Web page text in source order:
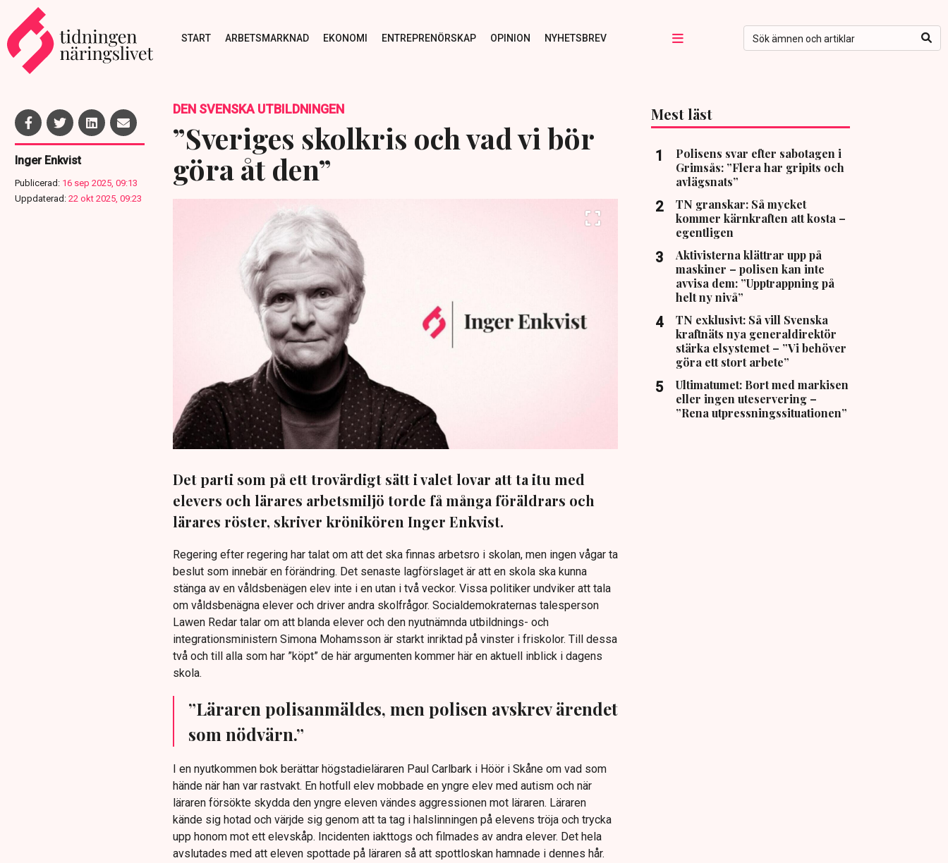
START ARBETSMARKNAD EKONOMI ENTREPRENÖRSKAP OPINION NYHETSBREV
Inger Enkvist
Publicerad: 16 sep 2025, 09:13
Uppdaterad: 22 okt 2025, 09:23
DEN SVENSKA UTBILDNINGEN
”Sveriges skolkris och vad vi bör
göra åt den”
Det parti som på ett trovärdigt sätt i valet lovar att ta itu med
elevers och lärares arbetsmiljö torde få många föräldrars och
lärares röster, skriver krönikören Inger Enkvist.
Regering efter regering har talat om att det ska finnas arbetsro i skolan, men ingen vågar ta
beslut som innebär en förändring. Det senaste lagförslaget är att en skola ska kunna
stänga av en våldsbenägen elev inte i en utan i två veckor. Vissa politiker undviker att tala
om våldsbenägna elever och driver andra skolfrågor. Socialdemokraternas talesperson
Lawen Redar talar om att blanda elever och den nyutnämnda utbildnings- och
integrationsministern Simona Mohamsson är starkt inriktad på vinster i friskolor. Till dessa
två och till alla som har ”köpt” de här argumenten kommer här en aktuell inblick i dagens
skola.
”Läraren polisanmäldes, men polisen avskrev ärendet
som nödvärn.”
I en nyutkommen bok berättar högstadieläraren Paul Carlbark i Höör i Skåne om vad som
hände när han var rastvakt. En hotfull elev mobbade en yngre elev med autism och när
läraren försökte skydda den yngre eleven vändes aggressionen mot läraren. Läraren
kände sig hotad och värjde sig genom att ta tag i halslinningen på elevens tröja och trycka
upp honom mot ett elevskåp. Incidenten iakttogs och filmades av andra elever. Det hela
avslutades med att eleven spottade på läraren så att spottloskan hamnade i dennes hår.
Mest läst
Polisens svar efter sabotagen i
Grimsås: ”Flera har gripits och
avlägsnats”
TN granskar: Så mycket
kommer kärnkraften att kosta –
egentligen
Aktivisterna klättrar upp på
maskiner – polisen kan inte
avvisa dem: ”Upptrappning på
helt ny nivå”
TN exklusivt: Så vill Svenska
kraftnäts nya generaldirektör
stärka elsystemet – ”Vi behöver
göra ett stort arbete”
Ultimatumet: Bort med markisen
eller ingen uteservering –
”Rena utpressningssituationen”